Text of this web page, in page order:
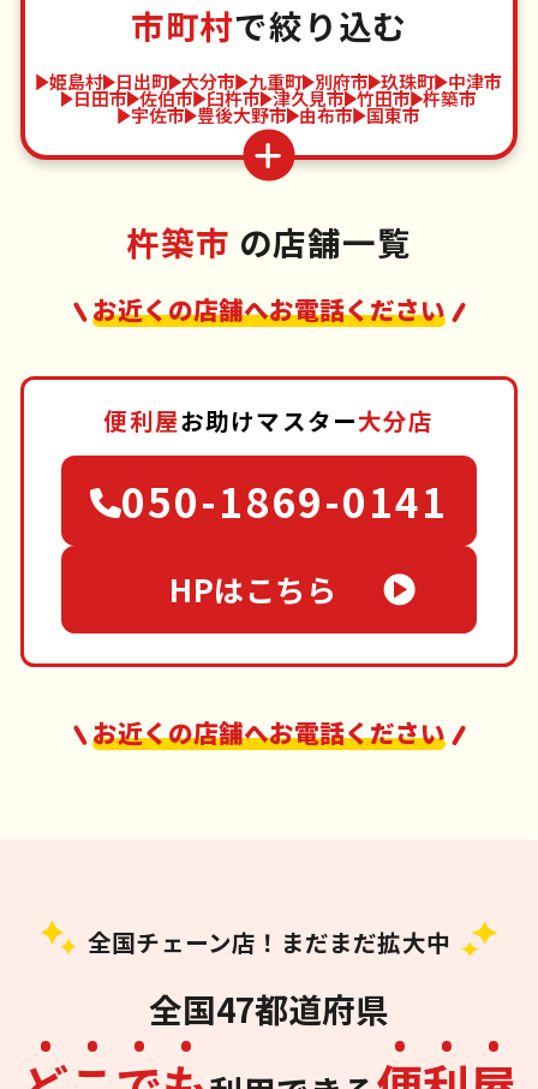
市町村で絞り込む
姫島村 日出町 大分市 九重町 別府市 玖珠町 中津市
日田市 佐伯市 臼杵市 津久見市 竹田市 杵築市
宇佐市 豊後大野市 由布市 国東市
杵築市 の店舗一覧
お近くの店舗へお電話ください
便利屋お助けマスター大分店
050-1869-0141
HPはこちら
お近くの店舗へお電話ください
全国チェーン店！まだまだ拡大中
全国47都道府県